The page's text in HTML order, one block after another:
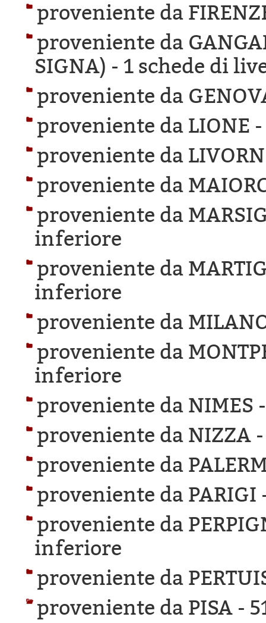
proveniente da
proveniente da
SIGNA) - 1 schede di
proveniente da
proveniente da LIONE
proveniente da
proveniente da
proveniente da
inferiore
proveniente da
inferiore
proveniente da
proveniente da
inferiore
proveniente da NIMES
proveniente da NIZZA
proveniente da
proveniente da PARIGI
proveniente da
inferiore
proveniente da
proveniente da PISA -